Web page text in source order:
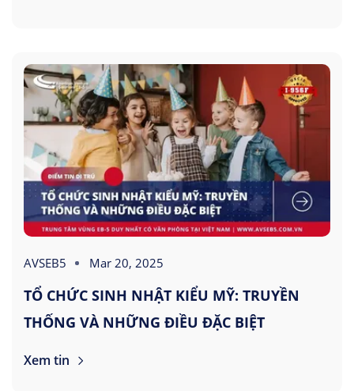
AVSEB5 Mar 20, 2025
TỔ CHỨC SINH NHẬT KIỂU MỸ: TRUYỀN
THỐNG VÀ NHỮNG ĐIỀU ĐẶC BIỆT
Xem tin